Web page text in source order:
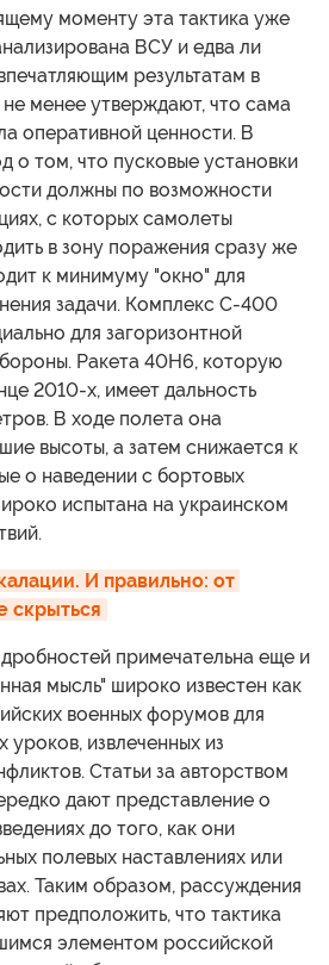
моменту эта тактика уже
ВСУ и едва ли
результатам в
менее утверждают, что сама
оперативной ценности. В
о том, что пусковые установки
должны по возможности
с которых самолеты
в зону поражения сразу же
к минимуму "окно" для
задачи. Комплекс С-400
для загоризонтной
Ракета 40Н6, которую
2010-х, имеет дальность
В ходе полета она
высоты, а затем снижается к
о наведении с бортовых
испытана на украинском
И правильно: от
скрыться
примечательна еще и
мысль" широко известен как
военных форумов для
уроков, извлеченных из
Статьи за авторством
дают представление о
до того, как они
полевых наставлениях или
Таким образом, рассуждения
предположить, что тактика
элементом российской